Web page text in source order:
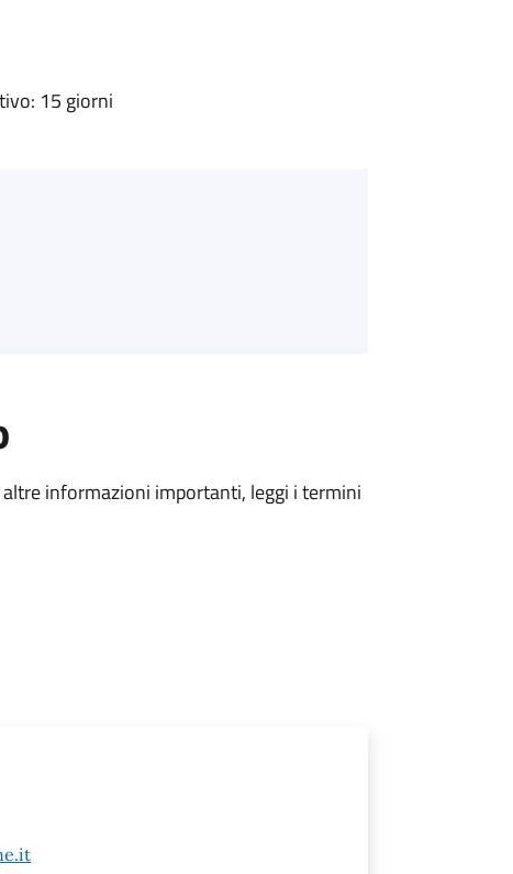
15 giorni
informazioni importanti, leggi i termini